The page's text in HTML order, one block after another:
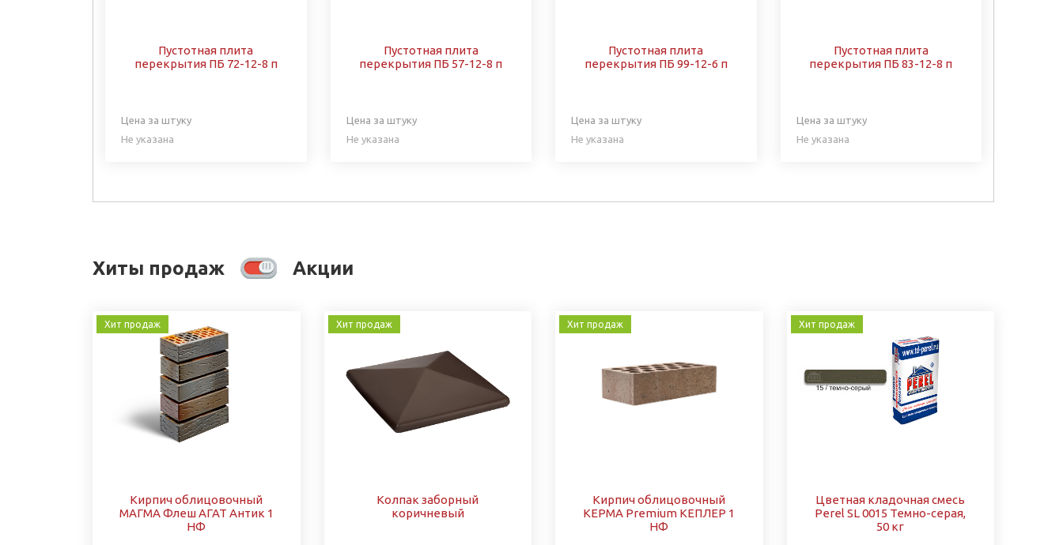
Пустотная плита
перекрытия ПБ 72-12-8 п
Цена за штуку
Не указана
Пустотная плита
перекрытия ПБ 57-12-8 п
Цена за штуку
Не указана
Пустотная плита
перекрытия ПБ 99-12-6 п
Цена за штуку
Не указана
Пустотная плита
перекрытия ПБ 83-12-8 п
Цена за штуку
Не указана
Хиты продаж Акции
Хит продаж
Кирпич облицовочный
МАГМА Флеш АГАТ Антик 1
НФ
Хит продаж
Колпак заборный
коричневый
Хит продаж
Кирпич облицовочный
КЕРМА Premium КЕПЛЕР 1
НФ
Хит продаж
Цветная кладочная смесь
Perel SL 0015 Темно-серая,
50 кг